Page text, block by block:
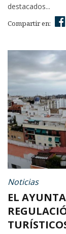
destacados...
Compartir en:
Noticias
EL